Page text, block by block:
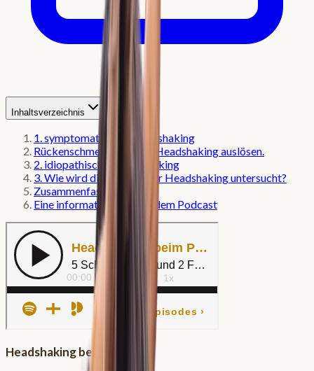
Inhaltsverzeichnis
1. symptomatisches Headshaking
Rückenschmerzen könne Headshaking auslösen.
2. idiopathisches Headshaking
3. Wie wird die Ursache für Headshaking untersucht?
Zusammenfassung
Eine informative Zeit mit dem Podcast
Headshaking beim Pferd